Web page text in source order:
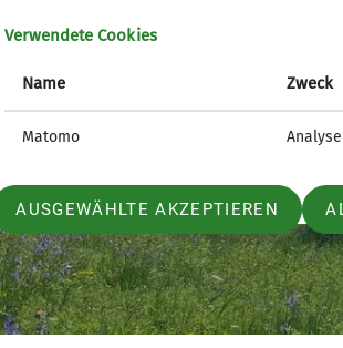
Verwendete Cookies
Name Zweck
Matomo
AUSGEWÄHLTE AKZEPTIEREN